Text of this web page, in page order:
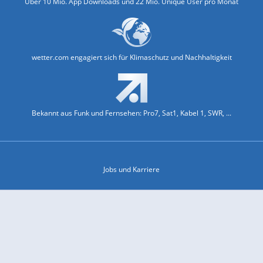
wetter.com engagiert sich für Klimaschutz und Nachhaltigkeit
Bekannt aus Funk und Fernsehen: Pro7, Sat1, Kabel 1, SWR, ...
Jobs und Karriere